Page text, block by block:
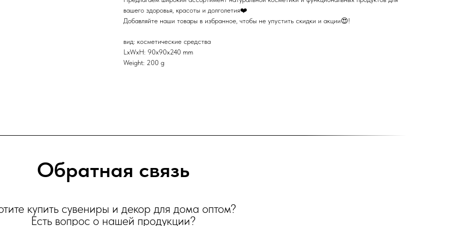
вашего здоровья, красоты и долголетия❤️
Добавляйте наши товары в избранное, чтобы не упустить скидки и акции😍!
вид: косметические средства
LxWxH: 90x90x240 mm
Weight: 200 g
Обратная связь
купить сувениры и декор для дома оптом?
Есть вопрос о нашей продукции?